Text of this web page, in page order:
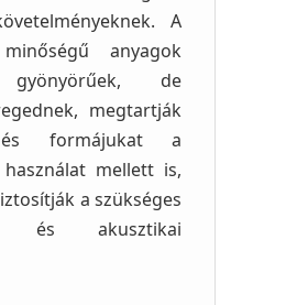
A
anyagok
gyönyörűek, de
megtartják
formájukat a
mellett is,
a szükséges
és akusztikai